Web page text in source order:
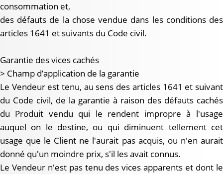
consommation et,
des défauts de la chose vendue dans les conditions des
articles 1641 et suivants du Code civil.
Garantie des vices cachés
> Champ d’application de la garantie
Le Vendeur est tenu, au sens des articles 1641 et suivant
du Code civil, de la garantie à raison des défauts cachés
du Produit vendu qui le rendent impropre à l'usage
auquel on le destine, ou qui diminuent tellement cet
usage que le Client ne l'aurait pas acquis, ou n'en aurait
donné qu'un moindre prix, s'il les avait connus.
Le Vendeur n'est pas tenu des vices apparents et dont le